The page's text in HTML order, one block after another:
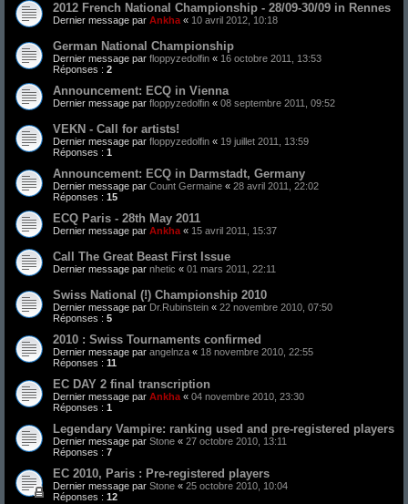
2012 French National Championship - 28/09-30/09 in Rennes
Dernier message par Ankha « 10 avril 2012, 10:18
German National Championship
Dernier message par floppyzedolfin « 16 octobre 2011, 13:53
Réponses : 2
Announcement: ECQ in Vienna
Dernier message par floppyzedolfin « 08 septembre 2011, 09:52
VEKN - Call for artists!
Dernier message par floppyzedolfin « 19 juillet 2011, 13:59
Réponses : 1
Announcement: ECQ in Darmstadt, Germany
Dernier message par Count Germaine « 28 avril 2011, 22:02
Réponses : 15
ECQ Paris - 28th May 2011
Dernier message par Ankha « 15 avril 2011, 15:37
Call The Great Beast First Issue
Dernier message par nhetic « 01 mars 2011, 22:11
Swiss National (!) Championship 2010
Dernier message par Dr.Rubinstein « 22 novembre 2010, 07:50
Réponses : 5
2010 : Swiss Tournaments confirmed
Dernier message par angelnza « 18 novembre 2010, 22:55
Réponses : 11
EC DAY 2 final transcription
Dernier message par Ankha « 04 novembre 2010, 23:30
Réponses : 1
Legendary Vampire: ranking used and pre-registered players
Dernier message par Stone « 27 octobre 2010, 13:11
Réponses : 7
EC 2010, Paris : Pre-registered players
Dernier message par Stone « 25 octobre 2010, 10:04
Réponses : 12